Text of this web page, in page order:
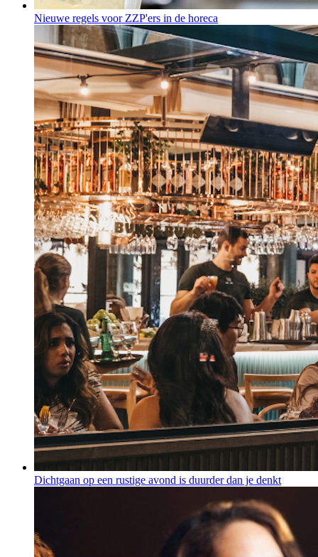
Nieuwe regels voor ZZP'ers in de horeca
Dichtgaan op een rustige avond is duurder dan je denkt